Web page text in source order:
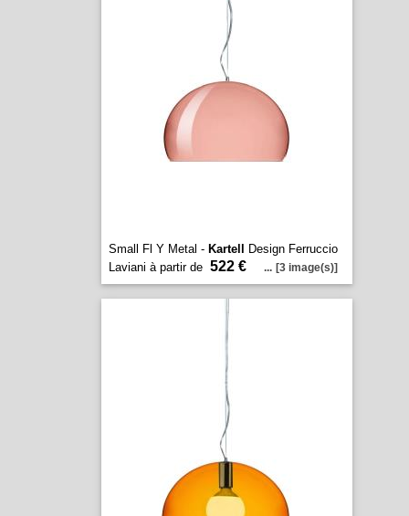
Small Fl Y Metal - Kartell
Design Ferruccio
Laviani à partir de 522 € ... [3 image(s)]